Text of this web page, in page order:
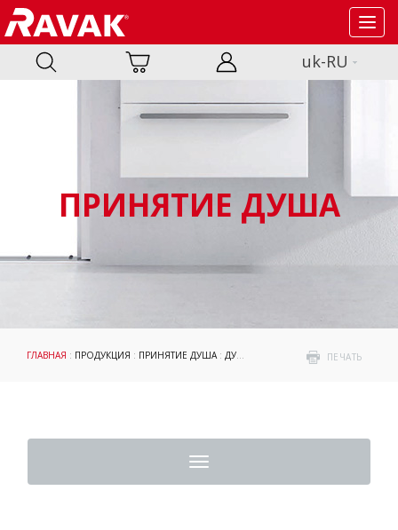
uk-RU
ПРИНЯТИЕ ДУША
ПЕЧАТЬ
ГЛАВНАЯ : ПРОДУКЦИЯ : ПРИНЯТИЕ ДУША: ДУШЕВЫЕ ПОДДОНЫ : АКСЕССУАРЫ
Toggle
navigation